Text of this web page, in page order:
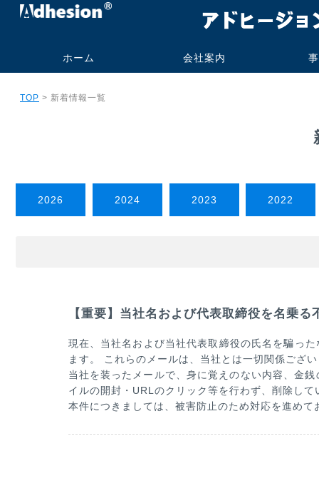
ホーム 会社案内
TOP > 新着情報一覧
2026 2024 2023 2022
【重要】当社名および代表取締役を名乗
現在、当社名および当社代表取締役の氏名を騙っ
ます。 これらのメールは、当社とは一切関係ござ
当社を装ったメールで、身に覚えのない内容、金
イルの開封・URLのクリック等を行わず、削除し
本件につきましては、被害防止のため対応を進めて